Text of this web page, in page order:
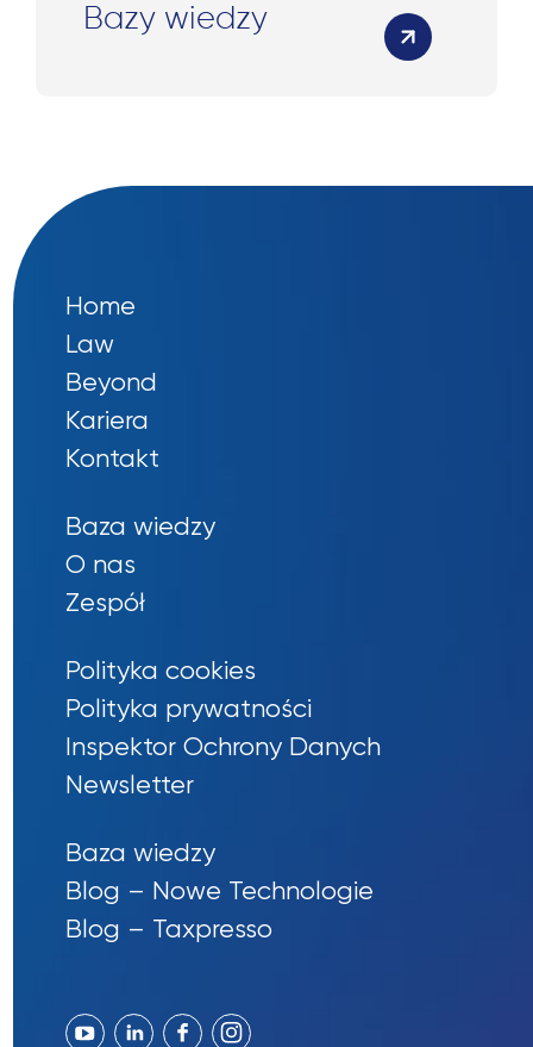
Bazy wiedzy
Home
Law
Beyond
Kariera
Kontakt
Baza wiedzy
O nas
Zespół
Polityka cookies
Polityka prywatności
Inspektor Ochrony Danych
Newsletter
Baza wiedzy
Blog – Nowe Technologie
Blog – Taxpresso